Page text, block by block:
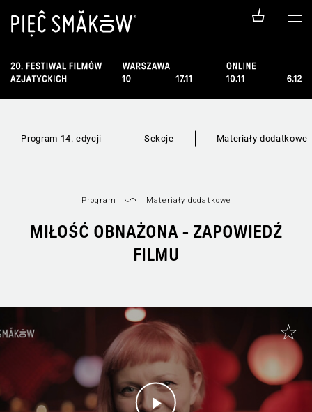
Program 14. edycji Sekcje Materiały dodatkowe
Program Materiały dodatkowe
MIŁOŚĆ OBNAŻONA - ZAPOWIEDŹ
FILMU